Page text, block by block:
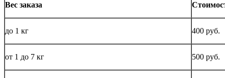
Вес заказа
до 1 кг 400 руб.
от 1 до 7 кг 500 руб.